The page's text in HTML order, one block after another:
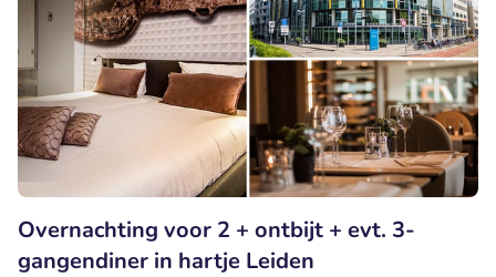
Overnachting voor 2 + ontbijt + evt. 3-
gangendiner in hartje Leiden